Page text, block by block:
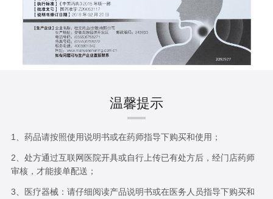
温馨提示
1、药品请按照使用说明书或在药师指导下购买和使用；
2、处方通过互联网医院开具或自行上传已有处方后，经门店药师
审核，才能接单配送；
3、医疗器械：请仔细阅读产品说明书或在医务人员指导下购买和